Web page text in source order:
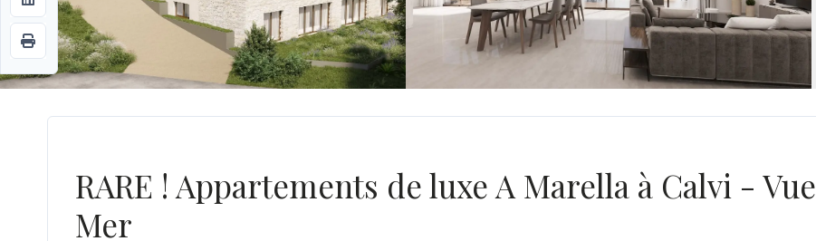
RARE ! Appartements de luxe A Marella à Calvi - Vue
Mer